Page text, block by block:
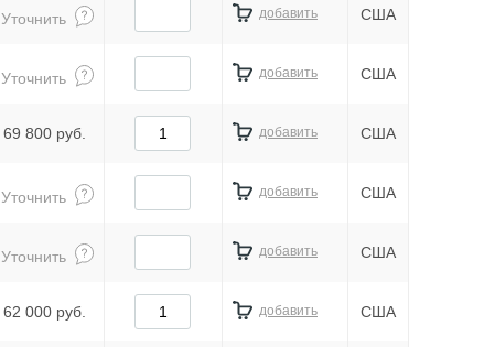
Уточнить добавить США
Уточнить добавить США
69 800 руб. добавить США
Уточнить добавить США
Уточнить добавить США
62 000 руб. добавить США